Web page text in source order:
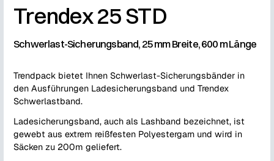
Trendex 25 STD
Schwerlast-Sicherungsband, 25 mm Breite, 600 m Länge
Trendpack bietet Ihnen Schwerlast-Sicherungsbänder in
den Ausführungen Ladesicherungsband und Trendex
Schwerlastband.
Ladesicherungsband, auch als Lashband bezeichnet, ist
gewebt aus extrem reißfesten Polyestergarn und wird in
Säcken zu 200m geliefert.